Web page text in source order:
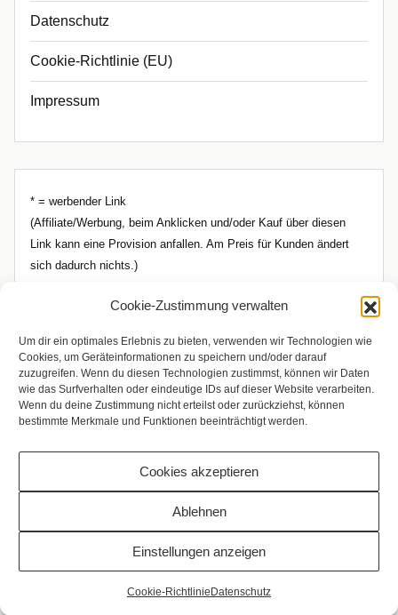
Cookie-Zustimmung verwalten
Um dir ein optimales Erlebnis zu bieten, verwenden wir Technologien wie
Cookies, um Geräteinformationen zu speichern und/oder darauf
zuzugreifen. Wenn du diesen Technologien zustimmst, können wir Daten
wie das Surfverhalten oder eindeutige IDs auf dieser Website verarbeiten.
Wenn du deine Zustimmung nicht erteilst oder zurückziehst, können
bestimmte Merkmale und Funktionen beeinträchtigt werden.
Cookies akzeptieren
Ablehnen
Einstellungen anzeigen
Cookie-Richtlinie Datenschutz
Datenschutz
Cookie-Richtlinie (EU)
Impressum
* = werbender Link
(Affiliate/Werbung, beim Anklicken und/oder Kauf über diesen
Link kann eine Provision anfallen. Am Preis für Kunden ändert
sich dadurch nichts.)
Copyright © 2009 - 2026 Bilderrampe.de